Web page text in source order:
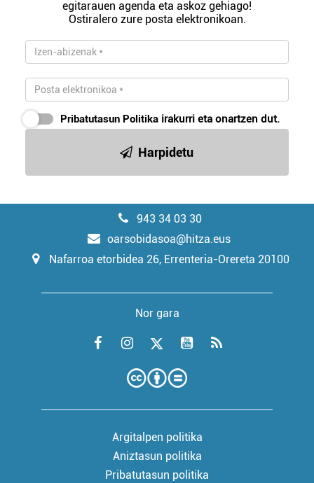
egitarauen agenda eta askoz gehiago!
Ostiralero zure posta elektronikoan.
Pribatutasun Politika irakurri eta onartzen dut.
Harpidetu
943 34 03 30
oarsobidasoa@hitza.eus
Nafarroa etorbidea 26, Errenteria-Orereta 20100
Nor gara
Argitalpen politika
Aniztasun politika
Pribatutasun politika